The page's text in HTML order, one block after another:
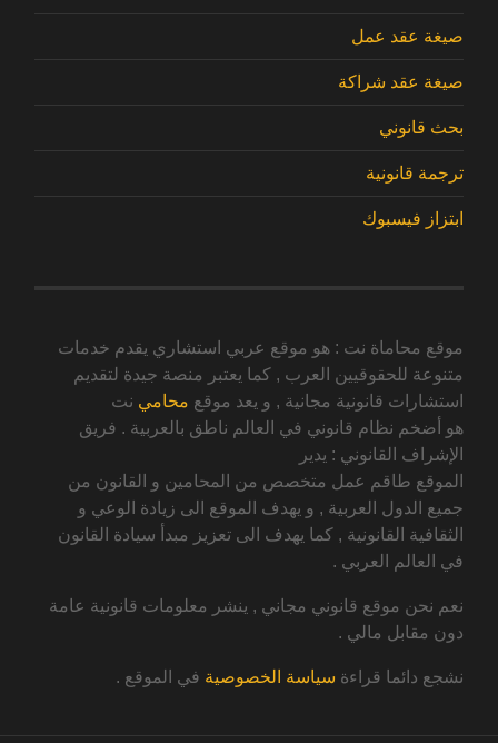
صيغة عقد عمل
صيغة عقد شراكة
بحث قانوني
ترجمة قانونية
ابتزاز فيسبوك
موقع محاماة نت : هو موقع عربي استشاري يقدم خدمات
متنوعة للحقوقيين العرب , كما يعتبر منصة جيدة لتقديم
استشارات قانونية مجانية , و يعد موقع محامي نت
هو أضخم نظام قانوني في العالم ناطق بالعربية . فريق
الإشراف القانوني : يدير
الموقع طاقم عمل متخصص من المحامين و القانون من
جميع الدول العربية , و يهدف الموقع الى زيادة الوعي و
الثقافية القانونية , كما يهدف الى تعزيز مبدأ سيادة القانون
في العالم العربي .
نعم نحن موقع قانوني مجاني , ينشر معلومات قانونية عامة
دون مقابل مالي .
نشجع دائما قراءة سياسة الخصوصية في الموقع .